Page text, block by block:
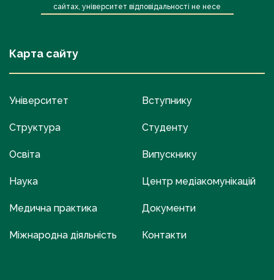
сайтах, університет відповідальності не несе
Карта сайту
Університет
Структура
Освіта
Наука
Медична практика
Міжнародна діяльність
Вступнику
Студенту
Випускнику
Центр медіакомунікацій
Документи
Контакти